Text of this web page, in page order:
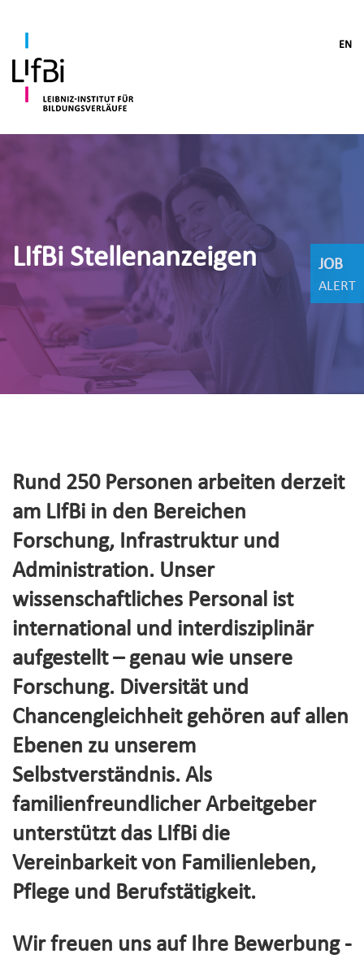
EN
LIfBi Stellenanzeigen
Rund 250 Personen arbeiten derzeit
am LIfBi in den Bereichen
Forschung, Infrastruktur und
Administration. Unser
wissenschaftliches Personal ist
international und interdisziplinär
aufgestellt – genau wie unsere
Forschung. Diversität und
Chancengleichheit gehören auf allen
Ebenen zu unserem
Selbstverständnis. Als
familienfreundlicher Arbeitgeber
unterstützt das LIfBi die
Vereinbarkeit von Familienleben,
Pflege und Berufstätigkeit.
Wir freuen uns auf Ihre Bewerbung -
JOB
ALERT